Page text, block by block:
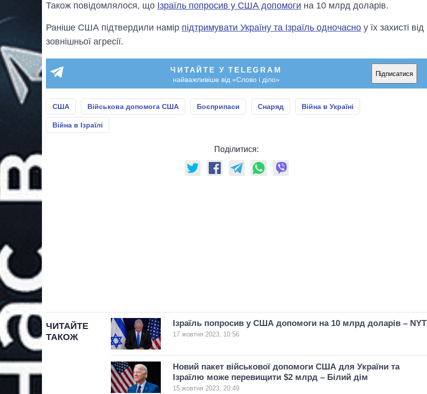
Також повідомлялося, що Ізраїль попросив у США допомоги на 10 млрд доларів.
Раніше США підтвердили намір підтримувати Україну та Ізраїль одночасно у їх захисті від
зовнішньої агресії.
ЧИТАЙТЕ У TELEGRAM
найважливіше від «Слово і діло»
Підписатися
США Військова допомога США Боєприпаси Снаряд Війна в Україні
Війна в Ізраїлі
Поділитися:
ЧИТАЙТЕ
ТАКОЖ
Ізраїль попросив у США допомоги на 10 млрд доларів – NYT
17 жовтня 2023, 10:56
Новий пакет військової допомоги США для України та
Ізраїлю може перевищити $2 млрд – Білий дім
15 жовтня 2023, 20:49